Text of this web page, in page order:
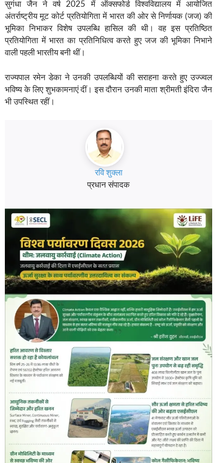
सुगंधा जैन ने वर्ष 2025 में ऑक्सफोर्ड विश्वविद्यालय में आयोजित
अंतर्राष्ट्रीय मूट कोर्ट प्रतियोगिता में भारत की ओर से निर्णायक (जज) की
भूमिका निभाकर विशेष उपलब्धि हासिल की थी। वह इस प्रतिष्ठित
प्रतियोगिता में भारत का प्रतिनिधित्व करते हुए जज की भूमिका निभाने
वाली पहली भारतीय बनी थीं।
राज्यपाल रमेन डेका ने उनकी उपलब्धियों की सराहना करते हुए उज्ज्वल
भविष्य के लिए शुभकामनाएं दीं। इस दौरान उनकी माता श्रीमती इंदिरा जैन
भी उपस्थित रहीं।
रवि शुक्ला
प्रधान संपादक